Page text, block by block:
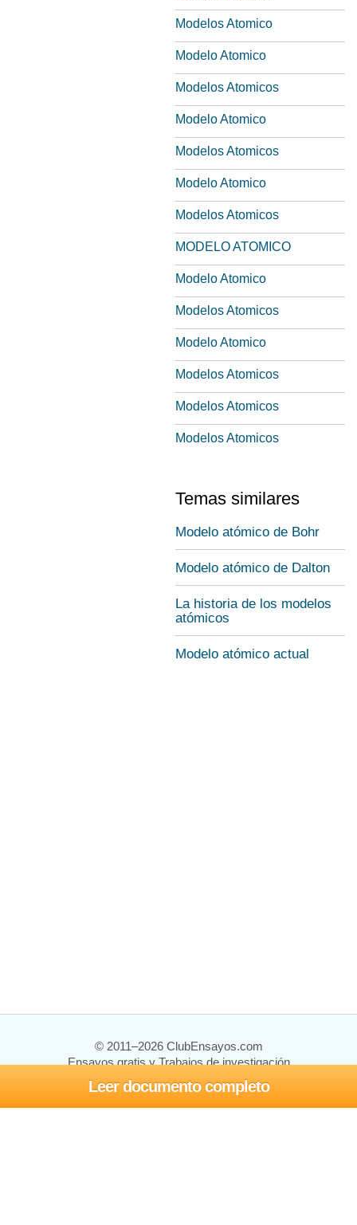
Leer documento completo
Modelos Atomico
Modelo Atomico
Modelos Atomicos
Modelo Atomico
Modelos Atomicos
Modelo Atomico
Modelos Atomicos
MODELO ATOMICO
Modelo Atomico
Modelos Atomicos
Modelo Atomico
Modelos Atomicos
Modelos Atomicos
Modelos Atomicos
Temas similares
Modelo atómico de Bohr
Modelo atómico de Dalton
La historia de los modelos
atómicos
Modelo atómico actual
© 2011–2026 ClubEnsayos.com
Ensayos gratis y Trabajos de investigación